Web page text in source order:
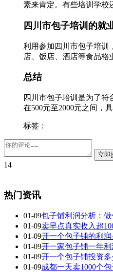
素来肯定。有些培训学校
四川市包子培训的就
利用参加四川市包子培训
店、饭店、酒店等食品格
总结
四川市包子培训是为了
在500元至2000元之间，
标签：
14
热门资讯
01-09包子铺利润分析：
01-09卖早点真实收入超
01-09开一个包子铺的利润
01-09开一家包子铺一年利
01-09开一个包子铺投资
01-09成都一天卖1000个包